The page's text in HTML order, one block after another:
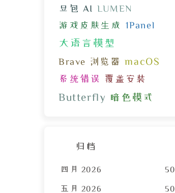
豆包 AI
LUMEN
游戏皮肤生成
1Panel
大语言模型
Brave 浏览器 macOS
系统错误 覆盖安装
Butterfly 暗色模式
归档
四月 2026 50
五月 2026 50